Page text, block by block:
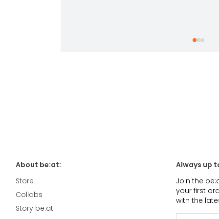
About be:at:
Store
Collabs
Story be:at:
Always up
Join the
your first
with the